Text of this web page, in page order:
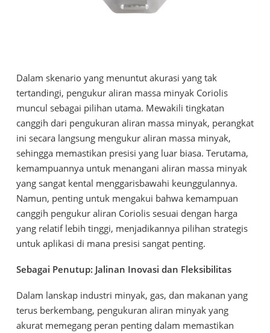
Dalam skenario yang menuntut akurasi yang tak
tertandingi, pengukur aliran massa minyak Coriolis
muncul sebagai pilihan utama. Mewakili tingkatan
canggih dari pengukuran aliran massa minyak, perangkat
ini secara langsung mengukur aliran massa minyak,
sehingga memastikan presisi yang luar biasa. Terutama,
kemampuannya untuk menangani aliran massa minyak
yang sangat kental menggarisbawahi keunggulannya.
Namun, penting untuk mengakui bahwa kemampuan
canggih pengukur aliran Coriolis sesuai dengan harga
yang relatif lebih tinggi, menjadikannya pilihan strategis
untuk aplikasi di mana presisi sangat penting.
Sebagai Penutup: Jalinan Inovasi dan Fleksibilitas
Dalam lanskap industri minyak, gas, dan makanan yang
terus berkembang, pengukuran aliran minyak yang
akurat memegang peran penting dalam memastikan